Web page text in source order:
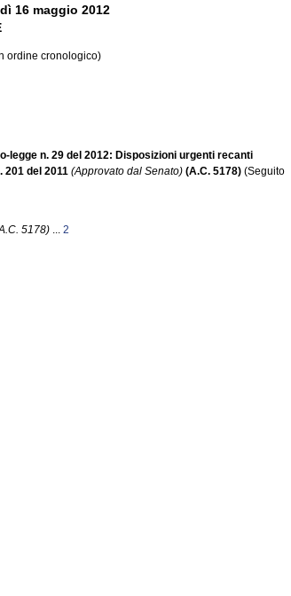
16 maggio 2012
ordine cronologico)
legge n. 29 del 2012: Disposizioni urgenti recanti
201 del 2011 (Approvato dal Senato) (A.C. 5178) (Seguito
5178) ... 2